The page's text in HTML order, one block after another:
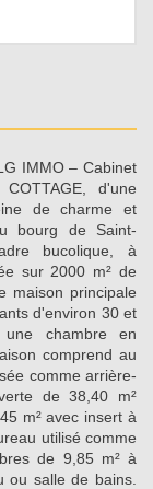
IMMO – Cabinet
d'une
de charme et
bourg de Saint-
bucolique, à
sur 2000 m² de
maison principale
d'environ 30 et
chambre en
comprend au
comme arrière-
de 38,40 m²
m² avec insert à
utilisé comme
de 9,85 m² à
ou salle de bains.